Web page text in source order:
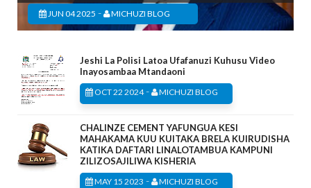
JUN 04 2025 - MICHUZI BLOG
Jeshi La Polisi Latoa Ufafanuzi Kuhusu Video
Inayosambaa Mtandaoni
OCT 22 2024- MICHUZI BLOG
CHALINZE CEMENT YAFUNGUA KESI
MAHAKAMA KUU KUITAKA BRELA KUIRUDISHA
KATIKA DAFTARI LINALOTAMBUA KAMPUNI
ZILIZOSAJILIWA KISHERIA
MAY 15 2023 - MICHUZI BLOG